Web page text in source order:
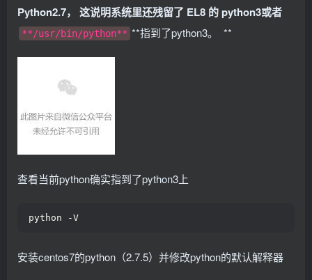
Python2.7， 这说明系统里还残留了 EL8 的 python3或者
**/usr/bin/python** **指到了python3。 **
查看当前python确实指到了python3上
python -V
安装centos7的python（2.7.5）并修改python的默认解释器